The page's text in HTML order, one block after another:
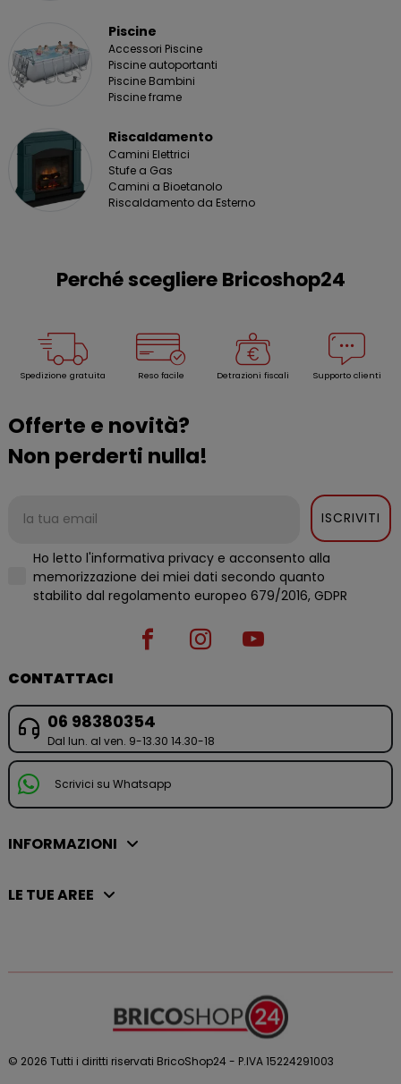
Piscine
Accessori Piscine
Piscine autoportanti
Piscine Bambini
Piscine frame
Riscaldamento
Camini Elettrici
Stufe a Gas
Camini a Bioetanolo
Riscaldamento da Esterno
Perché scegliere Bricoshop24
Spedizione gratuita Reso facile Detrazioni fiscali Supporto clienti
Offerte e novità?
Non perderti nulla!
ISCRIVITI
Ho letto l'informativa privacy e acconsento alla
memorizzazione dei miei dati secondo quanto
stabilito dal regolamento europeo 679/2016, GDPR
CONTATTACI
06 98380354
Dal lun. al ven. 9-13.30 14.30-18
Scrivici su Whatsapp
INFORMAZIONI
LE TUE AREE
© 2026 Tutti i diritti riservati BricoShop24 - P.IVA 15224291003